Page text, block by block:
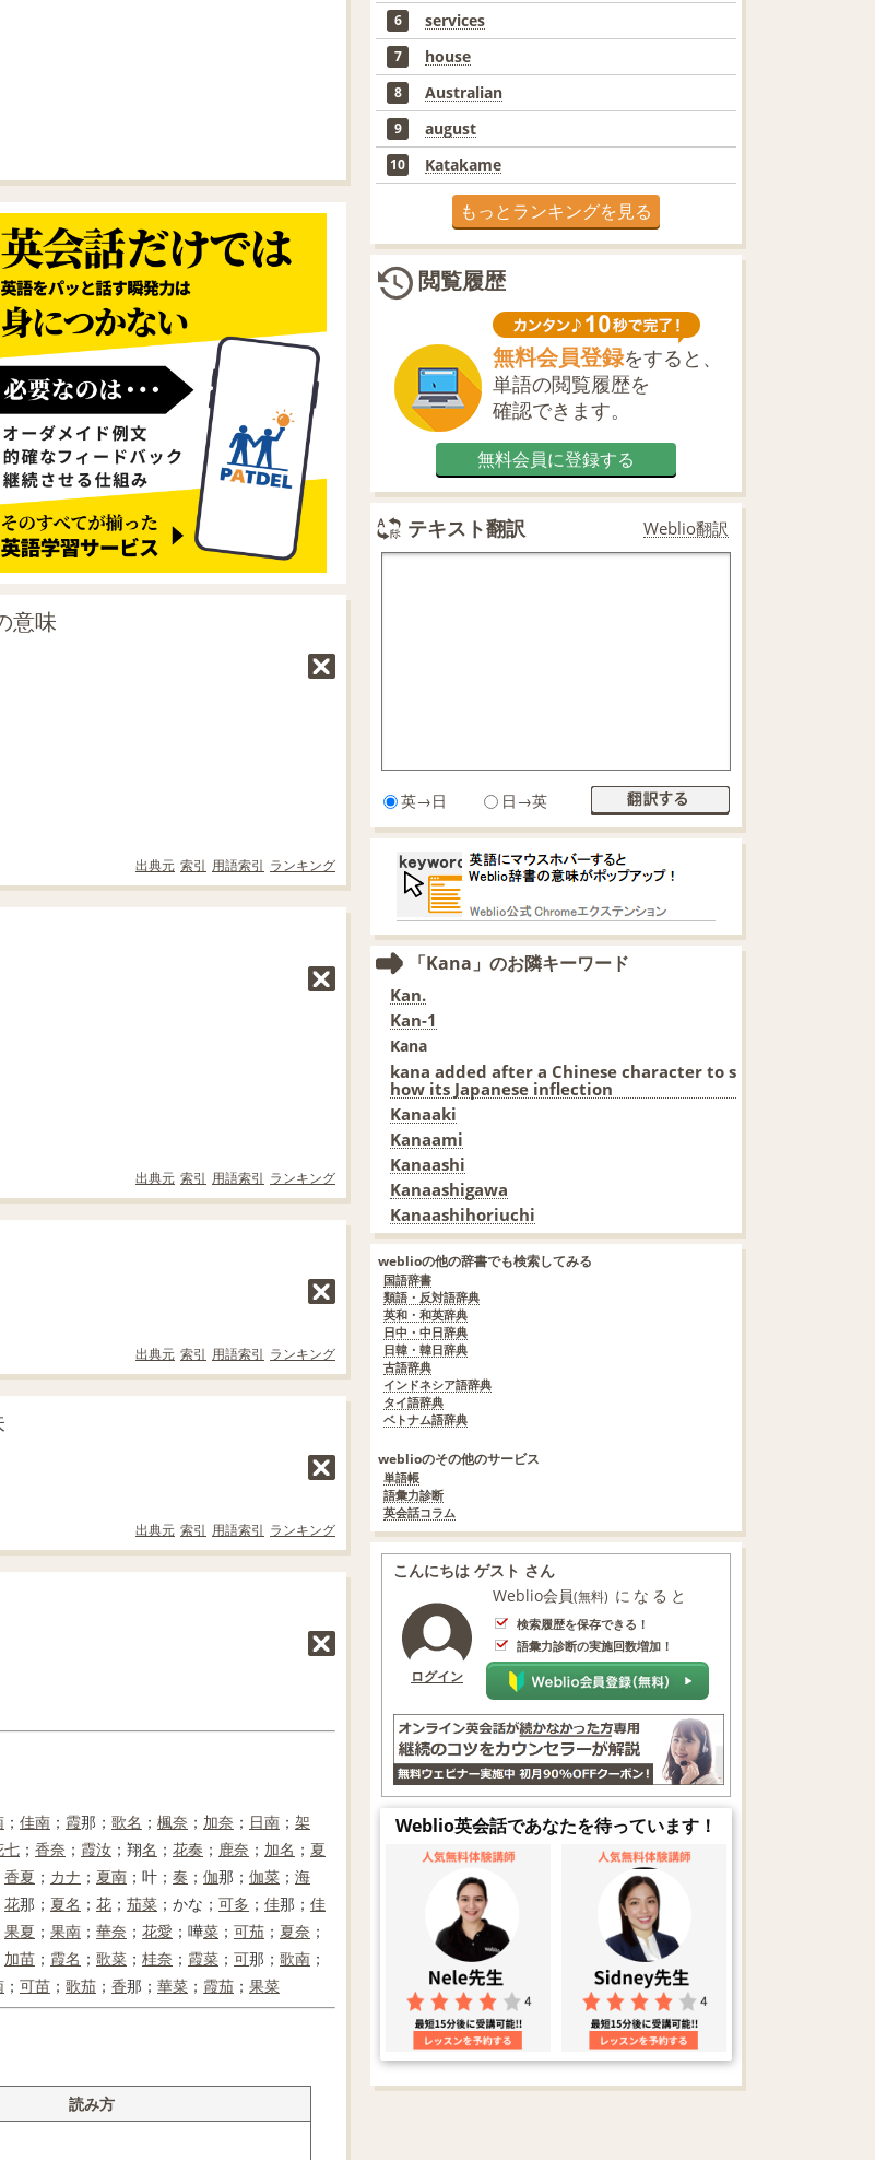
意味
出典元 索引 用語索引 ランキング
出典元 索引 用語索引 ランキング
出典元 索引 用語索引 ランキング
出典元 索引 用語索引 ランキング
； 佳南 ； 霞那； 歌名 ； 楓奈 ； 加奈 ； 日南 ； 架
七 ； 香奈 ； 霞汝 ；翔名 ； 花奏 ； 鹿奈 ； 加名 ； 夏
香夏 ； カナ ； 夏南 ；叶； 奏 ； 伽那； 伽菜 ； 海
花那； 夏名 ； 花 ； 茄菜 ；かな； 可多 ； 佳那； 佳
果夏 ； 果南 ； 華奈 ； 花愛 ；嘩菜 ； 可茄 ； 夏奈 ；
加苗 ； 霞名 ； 歌菜 ； 桂奈 ； 霞菜 ； 可那； 歌南 ；
； 可苗 ； 歌茄 ； 香那； 華菜 ； 霞茄 ； 果菜
読み方
6 services
7 house
8 Australian
9 august
10 Katakame
もっとランキングを見る
閲覧履歴
無料会員登録をすると、
単語の閲覧履歴を
確認できます。
無料会員に登録する
テキスト翻訳 Weblio翻訳
英→日 日→英
「Kana」のお隣キーワード
Kan.
Kan-1
Kana
kana added after a Chinese character to s
how its Japanese inflection
Kanaaki
Kanaami
Kanaashi
Kanaashigawa
Kanaashihoriuchi
weblioの他の辞書でも検索してみる
国語辞書
類語・反対語辞典
英和・和英辞典
日中・中日辞典
日韓・韓日辞典
古語辞典
インドネシア語辞典
タイ語辞典
ベトナム語辞典
weblioのその他のサービス
単語帳
語彙力診断
英会話コラム
こんにちは ゲスト さん
ログイン
Weblio会員(無料) になると
検索履歴を保存できる！
語彙力診断の実施回数増加！
Weblio英会話であなたを待っています！